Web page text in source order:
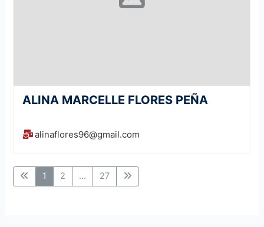
ALINA MARCELLE FLORES PEÑA
alinaflores96@gmail.com
1 2 ... 27